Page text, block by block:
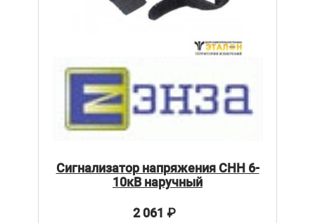
Сигнализатор напряжения СНН 6-
10кВ наручный
2 061 ₽